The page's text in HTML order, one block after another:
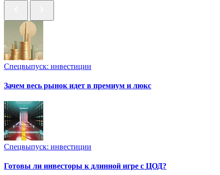
Спецвыпуск: инвестиции
Зачем весь рынок идет в премиум и люкс
Спецвыпуск: инвестиции
Готовы ли инвесторы к длинной игре с ЦОД?